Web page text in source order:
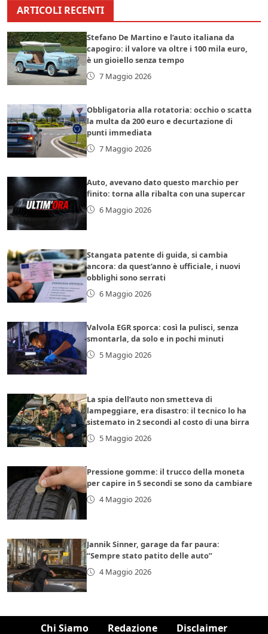
ARTICOLI RECENTI
Stefano De Martino e l’auto italiana da
capogiro: il valore va oltre i 100 mila euro,
è un gioiello senza tempo
7 Maggio 2026
Obbligatoria alla rotatoria: occhio o scatta
la multa da 200 euro e decurtazione di
punti immediata
7 Maggio 2026
Auto, avevano dato questo marchio per
finito: torna alla ribalta con una supercar
6 Maggio 2026
Stangata patente di guida, si cambia
ancora: da quest’anno è ufficiale, i nuovi
obblighi sono serrati
6 Maggio 2026
Valvola EGR sporca: così la pulisci, senza
smontarla, da solo e in pochi minuti
5 Maggio 2026
La spia dell’auto non smetteva di
lampeggiare, era disastro: il tecnico lo ha
sistemato in 2 secondi al costo di una birra
5 Maggio 2026
Pressione gomme: il trucco della moneta
per capire in 5 secondi se sono da cambiare
4 Maggio 2026
Jannik Sinner, garage da far paura:
“Sempre stato patito delle auto”
4 Maggio 2026
Chi Siamo Redazione Disclaimer